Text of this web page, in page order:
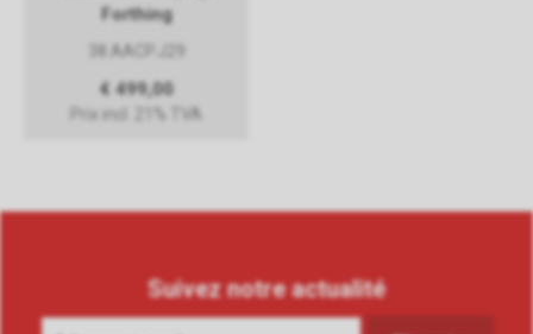
Forthing
38.AACP.J29
€ 499,00
Prix incl. 21% TVA
Suivez notre actualité